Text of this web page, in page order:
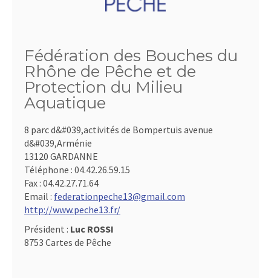
Fédération des Bouches du
Rhône de Pêche et de
Protection du Milieu
Aquatique
8 parc d&#039,activités de Bompertuis avenue
d&#039,Arménie
13120 GARDANNE
Téléphone : 04.42.26.59.15
Fax : 04.42.27.71.64
Email : federationpeche13@gmail.com
http://www.peche13.fr/
Président : Luc ROSSI
8753 Cartes de Pêche